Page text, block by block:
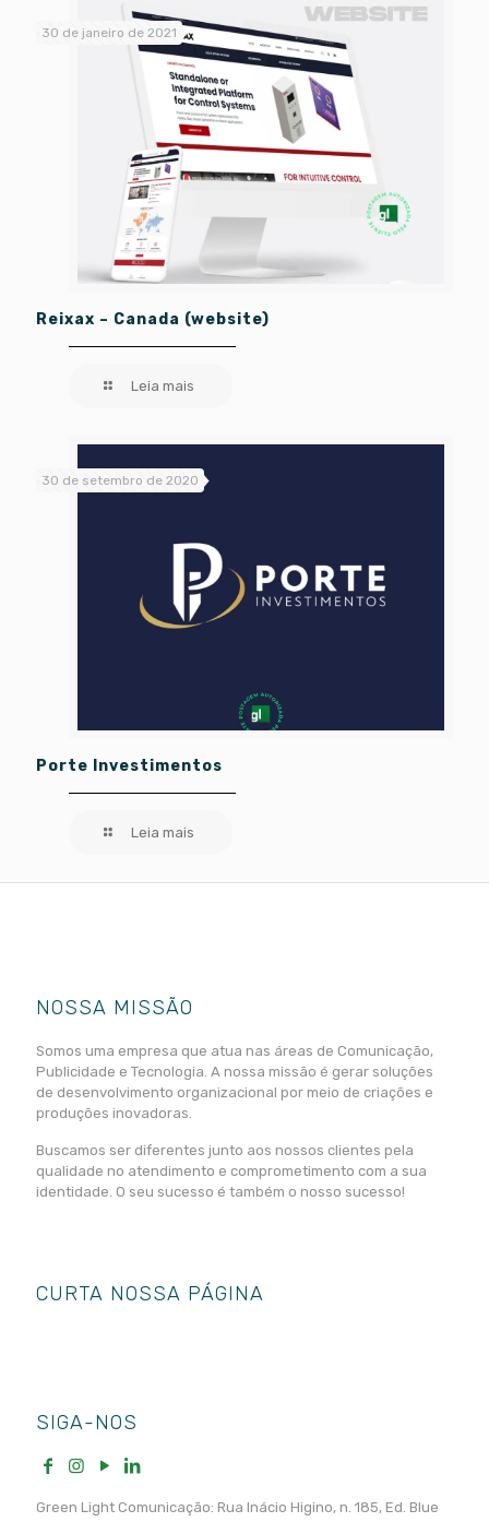
30 de janeiro de 2021
Reixax – Canada (website)
Leia mais
30 de setembro de 2020
Porte Investimentos
Leia mais
NOSSA MISSÃO
Somos uma empresa que atua nas áreas de Comunicação,
Publicidade e Tecnologia. A nossa missão é gerar soluções
de desenvolvimento organizacional por meio de criações e
produções inovadoras.
Buscamos ser diferentes junto aos nossos clientes pela
qualidade no atendimento e comprometimento com a sua
identidade. O seu sucesso é também o nosso sucesso!
CURTA NOSSA PÁGINA
SIGA-NOS
Green Light Comunicação: Rua Inácio Higino, n. 185, Ed. Blue